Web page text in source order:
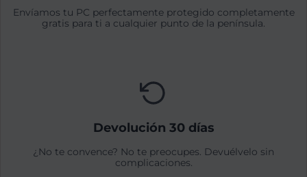
Envíamos tu PC perfectamente protegido completamente
gratis para ti a cualquier punto de la península.
Devolución 30 días
¿No te convence? No te preocupes. Devuélvelo sin
complicaciones.